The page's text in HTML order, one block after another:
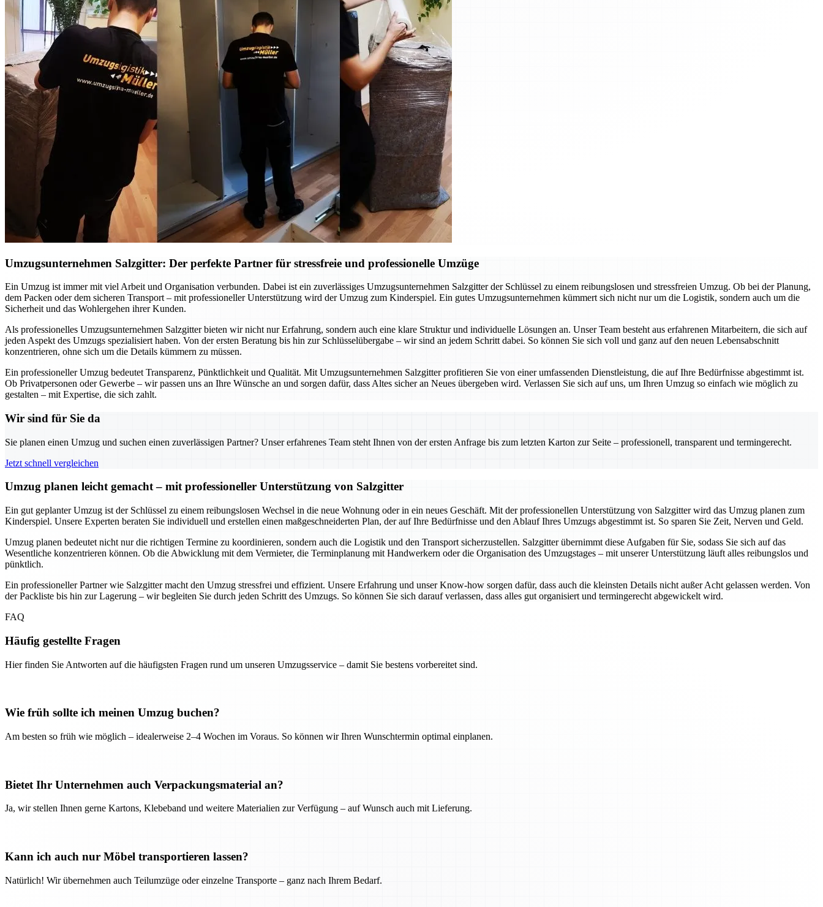
Umzugsunternehmen Salzgitter: Der perfekte Partner für stressfreie und professionelle Umzüge
Ein Umzug ist immer mit viel Arbeit und Organisation verbunden. Dabei ist ein zuverlässiges Umzugsunternehmen Salzgitter der Schlüssel zu einem reibungslosen und stressfreien Umzug. Ob bei der Planung,
dem Packen oder dem sicheren Transport – mit professioneller Unterstützung wird der Umzug zum Kinderspiel. Ein gutes Umzugsunternehmen kümmert sich nicht nur um die Logistik, sondern auch um die
Sicherheit und das Wohlergehen ihrer Kunden.
Als professionelles Umzugsunternehmen Salzgitter bieten wir nicht nur Erfahrung, sondern auch eine klare Struktur und individuelle Lösungen an. Unser Team besteht aus erfahrenen Mitarbeitern, die sich auf
jeden Aspekt des Umzugs spezialisiert haben. Von der ersten Beratung bis hin zur Schlüsselübergabe – wir sind an jedem Schritt dabei. So können Sie sich voll und ganz auf den neuen Lebensabschnitt
konzentrieren, ohne sich um die Details kümmern zu müssen.
Ein professioneller Umzug bedeutet Transparenz, Pünktlichkeit und Qualität. Mit Umzugsunternehmen Salzgitter profitieren Sie von einer umfassenden Dienstleistung, die auf Ihre Bedürfnisse abgestimmt ist.
Ob Privatpersonen oder Gewerbe – wir passen uns an Ihre Wünsche an und sorgen dafür, dass Altes sicher an Neues übergeben wird. Verlassen Sie sich auf uns, um Ihren Umzug so einfach wie möglich zu
gestalten – mit Expertise, die sich zahlt.
Wir sind für Sie da
Sie planen einen Umzug und suchen einen zuverlässigen Partner? Unser erfahrenes Team steht Ihnen von der ersten Anfrage bis zum letzten Karton zur Seite – professionell, transparent und termingerecht.
Jetzt schnell vergleichen
Umzug planen leicht gemacht – mit professioneller Unterstützung von Salzgitter
Ein gut geplanter Umzug ist der Schlüssel zu einem reibungslosen Wechsel in die neue Wohnung oder in ein neues Geschäft. Mit der professionellen Unterstützung von Salzgitter wird das Umzug planen zum
Kinderspiel. Unsere Experten beraten Sie individuell und erstellen einen maßgeschneiderten Plan, der auf Ihre Bedürfnisse und den Ablauf Ihres Umzugs abgestimmt ist. So sparen Sie Zeit, Nerven und Geld.
Umzug planen bedeutet nicht nur die richtigen Termine zu koordinieren, sondern auch die Logistik und den Transport sicherzustellen. Salzgitter übernimmt diese Aufgaben für Sie, sodass Sie sich auf das
Wesentliche konzentrieren können. Ob die Abwicklung mit dem Vermieter, die Terminplanung mit Handwerkern oder die Organisation des Umzugstages – mit unserer Unterstützung läuft alles reibungslos und
pünktlich.
Ein professioneller Partner wie Salzgitter macht den Umzug stressfrei und effizient. Unsere Erfahrung und unser Know-how sorgen dafür, dass auch die kleinsten Details nicht außer Acht gelassen werden. Von
der Packliste bis hin zur Lagerung – wir begleiten Sie durch jeden Schritt des Umzugs. So können Sie sich darauf verlassen, dass alles gut organisiert und termingerecht abgewickelt wird.
FAQ
Häufig gestellte Fragen
Hier finden Sie Antworten auf die häufigsten Fragen rund um unseren Umzugsservice – damit Sie bestens vorbereitet sind.
Wie früh sollte ich meinen Umzug buchen?
Am besten so früh wie möglich – idealerweise 2–4 Wochen im Voraus. So können wir Ihren Wunschtermin optimal einplanen.
Bietet Ihr Unternehmen auch Verpackungsmaterial an?
Ja, wir stellen Ihnen gerne Kartons, Klebeband und weitere Materialien zur Verfügung – auf Wunsch auch mit Lieferung.
Kann ich auch nur Möbel transportieren lassen?
Natürlich! Wir übernehmen auch Teilumzüge oder einzelne Transporte – ganz nach Ihrem Bedarf.